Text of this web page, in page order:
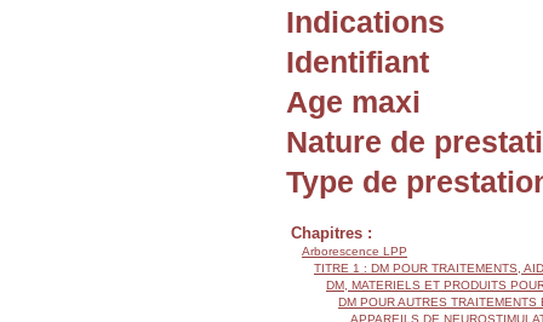
Indications
Identifiant
Age maxi
Nature de
Type de
Chapitres :
Arborescence LPP
TITRE 1 : DM POUR TRAITEMENTS,
DM, MATERIELS ET PRODUITS
DM POUR AUTRES TRAITEMENTS
APPAREILS DE